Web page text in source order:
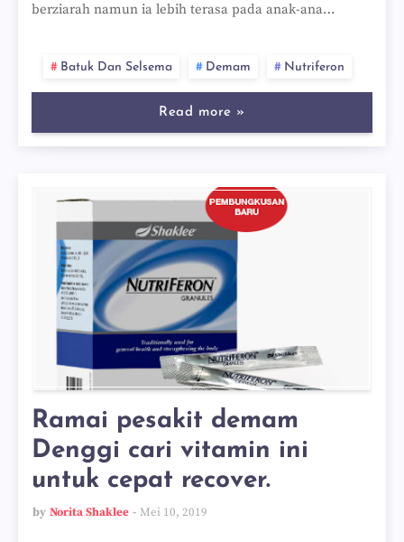
berziarah namun ia lebih terasa pada anak-ana…
Batuk Dan Selsema Demam Nutriferon
Read more »
Ramai pesakit demam
Denggi cari vitamin ini
untuk cepat recover.
by Norita Shaklee Mei 10, 2019